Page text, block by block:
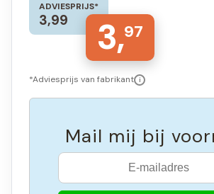
ADVIESPRIJS*
3,99 3,97
*Adviesprijs van fabrikant i
Mail mij bij